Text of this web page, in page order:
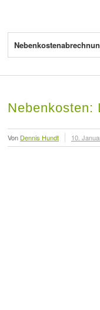
Nebenkosten:
Von Dennis Hundt 10.